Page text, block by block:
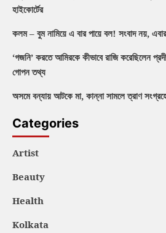
হাইকোর্টের
কলম – বুম নামিয়ে এ বার পায়ে বল! সংবাদ নয়, এবার
‘গজনি’ করতে আমিরকে কীভাবে রাজি করেছিলেন
গোপন তথ্য
অসমে বন্যায় আটকে মা, কান্না সামলে ত্রাণ
Categories
Artist
Beauty
Health
Kolkata